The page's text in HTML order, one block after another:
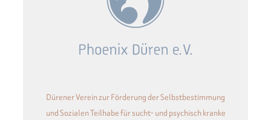
Dürener Verein zur Förderung der Selbstbestimmung
und Sozialen Teilhabe für sucht- und psychisch kranke